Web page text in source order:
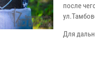
после
Для